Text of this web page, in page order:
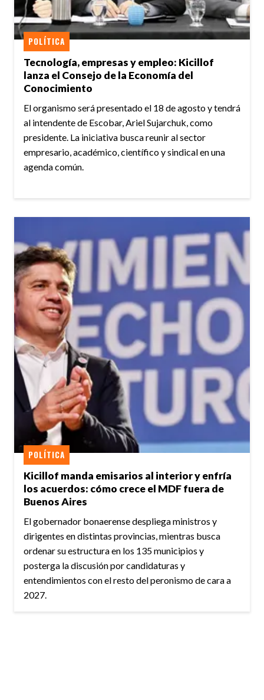
Tecnología, empresas y empleo: Kicillof
lanza el Consejo de la Economía del
Conocimiento
POLÍTICA
El organismo será presentado el 18 de agosto y tendrá
al intendente de Escobar, Ariel Sujarchuk, como
presidente. La iniciativa busca reunir al sector
empresario, académico, científico y sindical en una
agenda común.
Kicillof manda emisarios al interior y enfría
los acuerdos: cómo crece el MDF fuera de
Buenos Aires
POLÍTICA
El gobernador bonaerense despliega ministros y
dirigentes en distintas provincias, mientras busca
ordenar su estructura en los 135 municipios y
posterga la discusión por candidaturas y
entendimientos con el resto del peronismo de cara a
2027.